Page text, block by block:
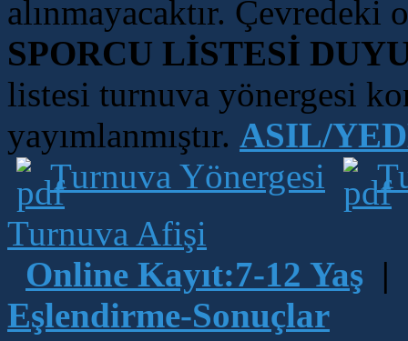
alınmayacaktır.
SPORCU LİSTESİ
listesi turnuva yönergesi
yayımlanmıştır. ASIL/
Turnuva Yönergesi
Turnuva Afişi
Online Kayıt:7-12 Yaş |
Eşlendirme-Sonuçlar